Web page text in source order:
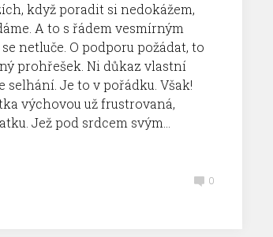
když poradit si nedokážem,
A to s řádem vesmírným
netluče. O podporu požádat, to
prohřešek. Ni důkaz vlastní
selhání. Je to v pořádku. Však!
výchovou už frustrovaná,
Jež pod srdcem svým...
0